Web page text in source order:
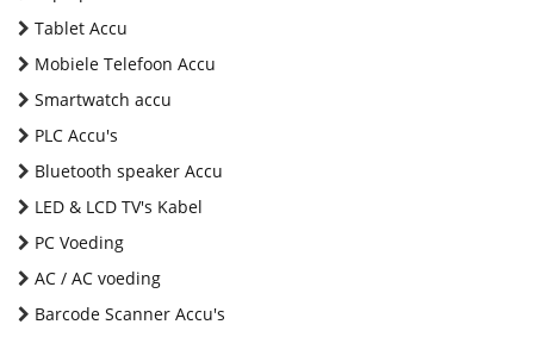
Tablet Accu
Mobiele Telefoon Accu
Smartwatch accu
PLC Accu's
Bluetooth speaker Accu
LED & LCD TV's Kabel
PC Voeding
AC / AC voeding
Barcode Scanner Accu's